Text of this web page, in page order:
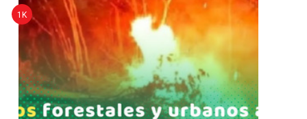
1K